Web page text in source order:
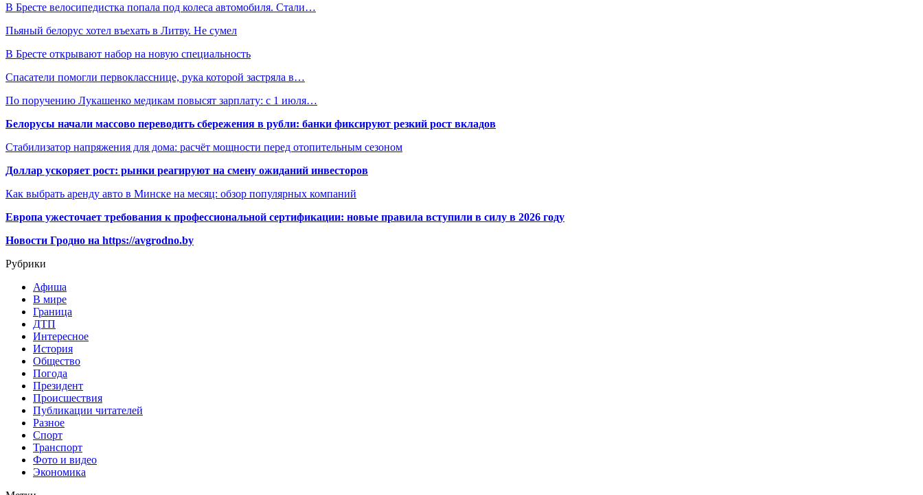
В Бресте велосипедистка попала под колеса автомобиля. Стали…
Пьяный белорус хотел въехать в Литву. Не сумел
В Бресте открывают набор на новую специальность
Спасатели помогли первокласснице, рука которой застряла в…
По поручению Лукашенко медикам повысят зарплату: с 1 июля…
Белорусы начали массово переводить сбережения в рубли: банки фиксируют резкий рост вкладов
Стабилизатор напряжения для дома: расчёт мощности перед отопительным сезоном
Доллар ускоряет рост: рынки реагируют на смену ожиданий инвесторов
Как выбрать аренду авто в Минске на месяц: обзор популярных компаний
Европа ужесточает требования к профессиональной сертификации: новые правила вступили в силу в 2026 году
Новости Гродно на https://avgrodno.by
Рубрики
Афиша
В мире
Граница
ДТП
Интересное
История
Общество
Погода
Президент
Происшествия
Публикации читателей
Разное
Спорт
Транспорт
Фото и видео
Экономика